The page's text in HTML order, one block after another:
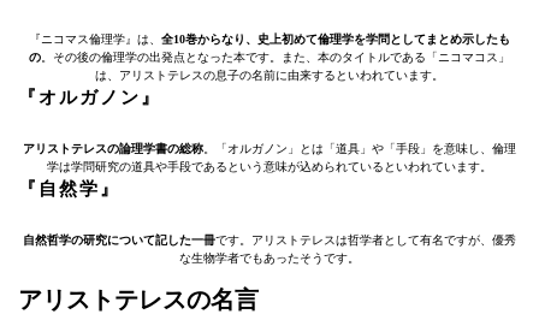
『ニコマス倫理学』は、 全10巻からなり、史上初めて倫理学を学問としてまとめ示したも
の 。その後の倫理学の出発点となった本です。また、本のタイトルである「ニコマコス」
は、アリストテレスの息子の名前に由来するといわれています。
『オルガノン』
アリストテレスの論理学書の総称 。「オルガノン」とは「道具」や「手段」を意味し、倫理
学は学問研究の道具や手段であるという意味が込められているといわれています。
『自然学』
自然哲学の研究について記した一冊です。アリストテレスは哲学者として有名ですが、優秀
な生物学者でもあったそうです。
アリストテレスの名言